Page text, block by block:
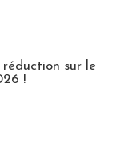
réduction sur le
!